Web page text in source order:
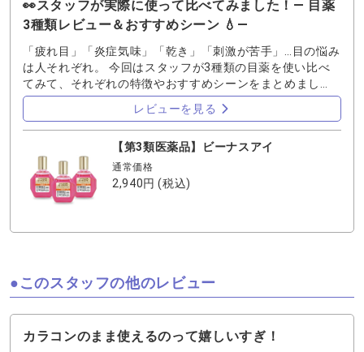
👀スタッフが実際に使って比べてみました！― 目薬
3種類レビュー＆おすすめシーン 💧―
「疲れ目」「炎症気味」「乾き」「刺激が苦手」…目の悩み
は人それぞれ。 今回はスタッフが3種類の目薬を使い比べ
てみて、それぞれの特徴やおすすめシーンをまとめまし
た。 ぜひ選ぶときの参考にしてください！ ◆ ビーナスア
イ（疲れ目・炎症対策） ●特長：3種の中で唯一、炎症やか
ゆみにも効く目薬。8種類の有効成分で、疲労した目を回復
＆代謝アップ。 ●差し心地：すっきり爽やか。清涼感とい
うほどでもないが、個人的に一番好きな爽快感。 ●コンタ
クト：ハードのみOK。 ●おすすめシーン： ・仕事終わり
の目の充血や疲れ ・就寝前の目のケア ・朝のリフレッ
のいる家庭には特におすすめ！」 ◆ マーキュリーアイ
●差し心地：とろんと包み込むようなやさしさ。 ●コンタク
ト：全てのコンタクトに対応。 ●おすすめシーン： ・長
時間のPC仕事や勉強で目がバキバキに乾くとき ・コンタ
クト装着中の乾燥感やゴロつきが気になるとき 👉ワンポイ
ント：「乾きにくくなるから、デスクワークの相棒！」 ◆
レビューを見る
【第3類医薬品】ビーナスアイ
通常価格
2,940円(税込)
このスタッフの他のレビュー
カラコンのまま使えるのって嬉しいすぎ！